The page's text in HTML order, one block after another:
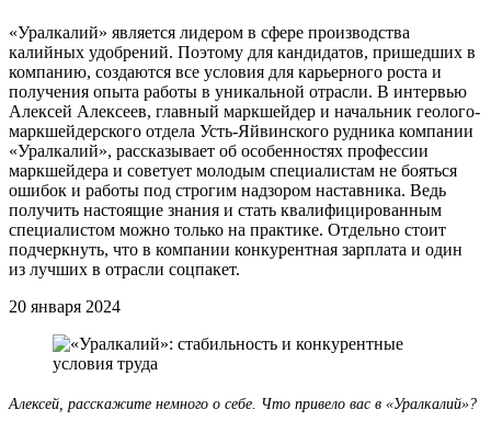
«Уралкалий» является лидером в сфере производства
калийных удобрений. Поэтому для кандидатов, пришедших в
компанию, создаются все условия для карьерного роста и
получения опыта работы в уникальной отрасли. В интервью
Алексей Алексеев, главный маркшейдер и начальник геолого-
маркшейдерского отдела Усть-Яйвинского рудника компании
«Уралкалий», рассказывает об особенностях профессии
маркшейдера и советует молодым специалистам не бояться
ошибок и работы под строгим надзором наставника. Ведь
получить настоящие знания и стать квалифицированным
специалистом можно только на практике. Отдельно стоит
подчеркнуть, что в компании конкурентная зарплата и один
из лучших в отрасли соцпакет.
20 января 2024
Алексей, расскажите немного о себе. Что привело вас в «Уралкалий»?